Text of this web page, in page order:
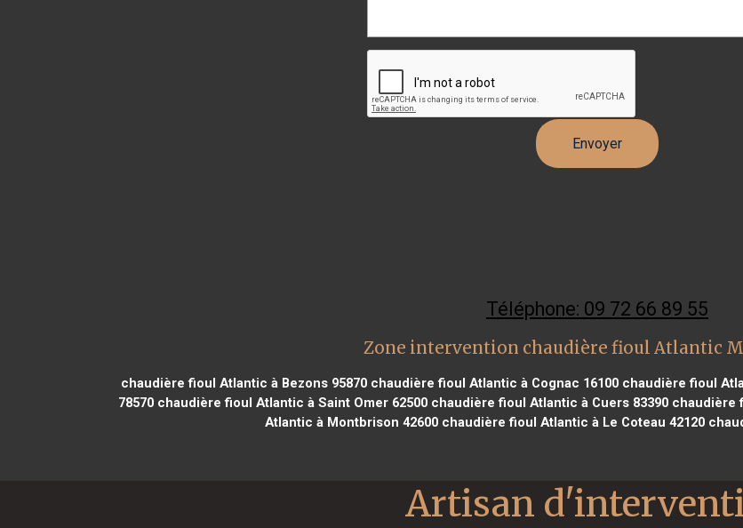
Téléphone: 09 72 66 89 55
Zone intervention chaudière fioul Atlantic
chaudière fioul Atlantic à Bezons 95870 chaudière fioul Atlantic à Cognac 16100 chaudière fioul
78570 chaudière fioul Atlantic à Saint Omer 62500 chaudière fioul Atlantic à Cuers 83390 chaudière
Atlantic à Montbrison 42600 chaudière fioul Atlantic à Le Coteau 42120
Artisan